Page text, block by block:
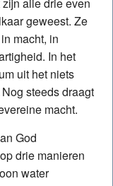
geweest. Ze
macht, in
In het
uit het niets
steeds draagt
macht.
God
drie manieren
water